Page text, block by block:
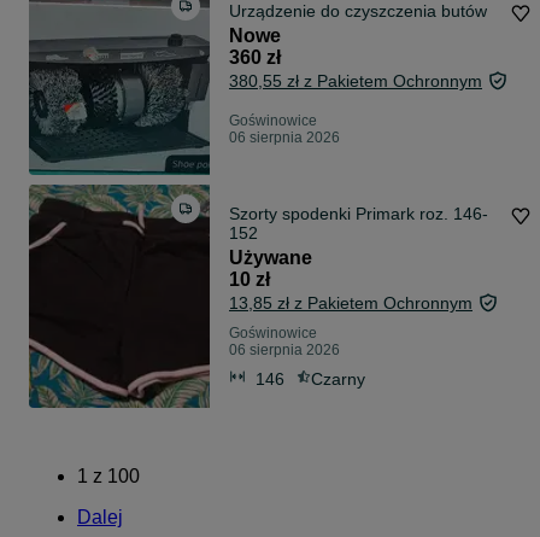
Urządzenie do czyszczenia butów
Nowe
360 zł
380,55 zł z Pakietem Ochronnym
Goświnowice
06 sierpnia 2026
Szorty spodenki Primark roz. 146-
152
Używane
10 zł
13,85 zł z Pakietem Ochronnym
Goświnowice
06 sierpnia 2026
146 Czarny
1 z 100
Dalej